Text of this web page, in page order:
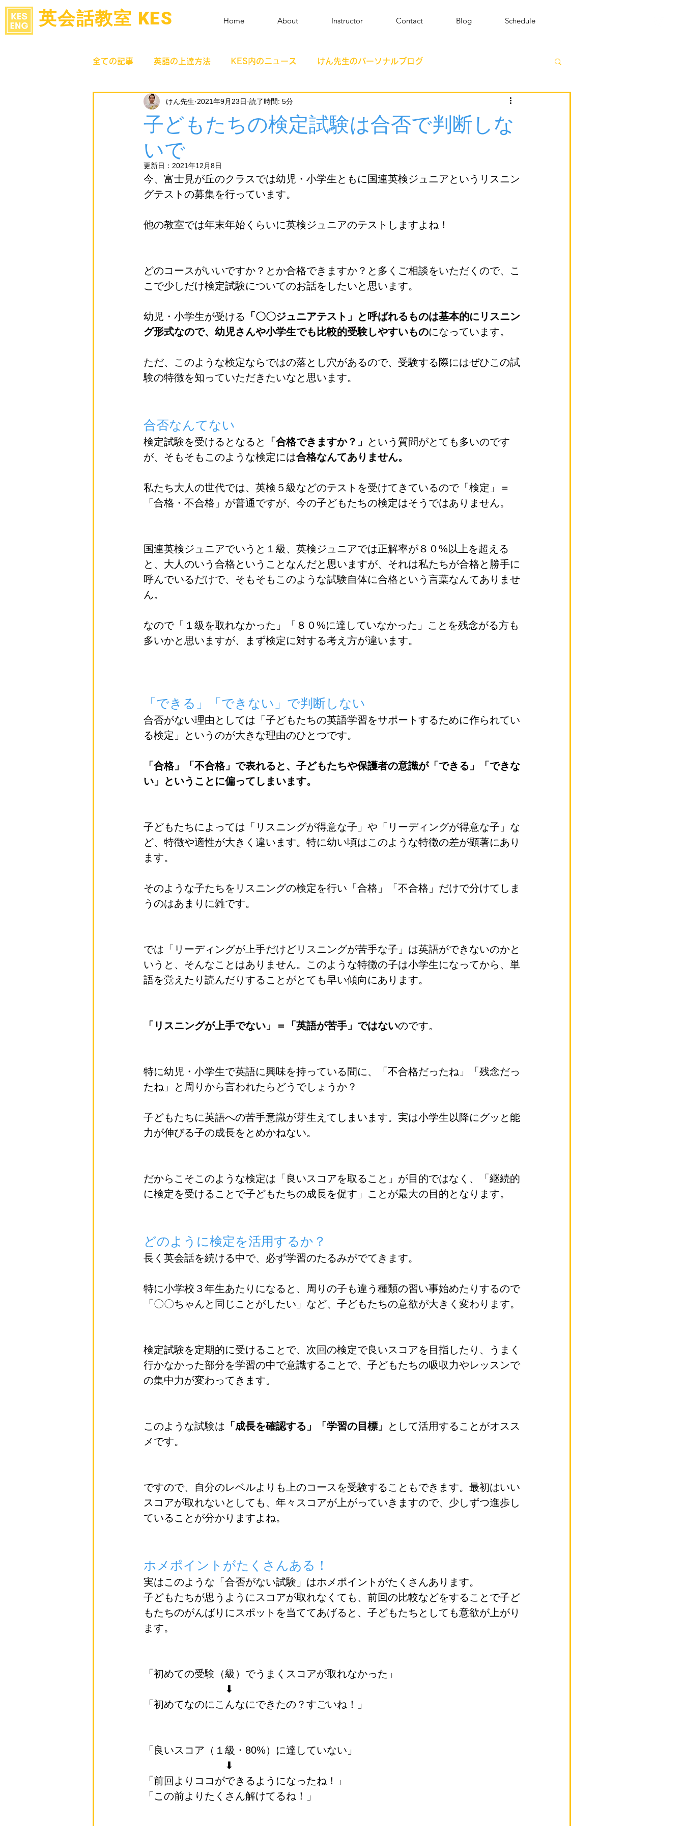
​英会話教室 KES Home About Instructor Contact Blog Schedule
全ての記事 英語の上達方法 KES内のニュース けん先生のパーソナルブログ
子どもたちの検定試験は合否で判断しな
いで
けん先生 2021年9月23日 読了時間: 5分
更新日： 2021年12月8日
今、富士見が丘のクラスでは幼児・小学生ともに国連英検ジュニアというリスニン
グテストの募集を行っています。
他の教室では年末年始くらいに英検ジュニアのテストしますよね！
どのコースがいいですか？とか合格できますか？と多くご相談をいただくので、こ
こで少しだけ検定試験についてのお話をしたいと思います。
幼児・小学生が受ける 「〇〇ジュニアテスト」と呼ばれるものは基本的にリスニン
グ形式なので、幼児さんや小学生でも比較的受験しやすいものになっています。
ただ、このような検定ならではの落とし穴があるので、受験する際にはぜひこの試
験の特徴を知っていただきたいなと思います。
合否なんてない
検定試験を受けるとなると 「合格できますか？」
という質問がとても多いのです
が、そもそもこのような検定には合格なんてありません。
私たち大人の世代では、英検５級などのテストを受けてきているので「検定」＝
「合格・不合格」が普通ですが、今の子どもたちの検定はそうではありません。
国連英検ジュニアでいうと１級、英検ジュニアでは正解率が８０%以上を超える
と、大人のいう合格ということなんだと思いますが、それは私たちが合格と勝手に
呼んでいるだけで、そもそもこのような試験自体に合格という言葉なんてありませ
ん。
なので「１級を取れなかった」「８０%に達していなかった」ことを残念がる方も
多いかと思いますが、まず検定に対する考え方が違います。
「できる」「できない」で判断しない
合否がない理由としては「子どもたちの英語学習をサポートするために作られてい
る検定」というのが大きな理由のひとつです。
「合格」「不合格」で表れると、子どもたちや保護者の意識が「できる」「できな
い」ということに偏ってしまいます。
子どもたちによっては「リスニングが得意な子」や「リーディングが得意な子」な
ど、特徴や適性が大きく違います。特に幼い頃はこのような特徴の差が顕著にあり
ます。
そのような子たちをリスニングの検定を行い「合格」「不合格」だけで分けてしま
うのはあまりに雑です。
では「リーディングが上手だけどリスニングが苦手な子」は英語ができないのかと
いうと、そんなことはありません。このような特徴の子は小学生になってから、単
語を覚えたり読んだりすることがとても早い傾向にあります。
「リスニングが上手でない」＝「英語が苦手」ではないのです。
特に幼児・小学生で英語に興味を持っている間に、「不合格だったね」「残念だっ
たね」と周りから言われたらどうでしょうか？
子どもたちに英語への苦手意識が芽生えてしまいます。実は小学生以降にグッと能
力が伸びる子の成長をとめかねない。
だからこそこのような検定は「良いスコアを取ること」が目的ではなく、「継続的
に検定を受けることで子どもたちの成長を促す」ことが最大の目的となります。
どのように検定を活用するか？
長く英会話を続ける中で、必ず学習のたるみがでてきます。
特に小学校３年生あたりになると、周りの子も違う種類の習い事始めたりするので
「〇〇ちゃんと同じことがしたい」など、子どもたちの意欲が大きく変わります。
検定試験を定期的に受けることで、次回の検定で良いスコアを目指したり、うまく
行かなかった部分を学習の中で意識することで、子どもたちの吸収力やレッスンで
の集中力が変わってきます。
このような試験は 「成長を確認する」「学習の目標」
として活用することがオスス
メです。
ですので、自分のレベルよりも上のコースを受験することもできます。最初はいい
スコアが取れないとしても、年々スコアが上がっていきますので、少しずつ進歩し
ていることが分かりますよね。
ホメポイントがたくさんある！
実はこのような「合否がない試験」はホメポイントがたくさんあります。
子どもたちが思うようにスコアが取れなくても、前回の比較などをすることで子ど
もたちのがんばりにスポットを当ててあげると、子どもたちとしても意欲が上がり
ます。
「初めての受験（級）でうまくスコアが取れなかった」
				⬇︎
「初めてなのにこんなにできたの？すごいね！」
「良いスコア（１級・80%）に達していない」
				⬇︎
「前回よりココができるようになったね！」
「この前よりたくさん解けてるね！」